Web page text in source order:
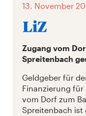
13. November
Zugang vom
Spreitenbach
Geldgeber für
Finanzierung
vom Dorf zum
Spreitenbach ist